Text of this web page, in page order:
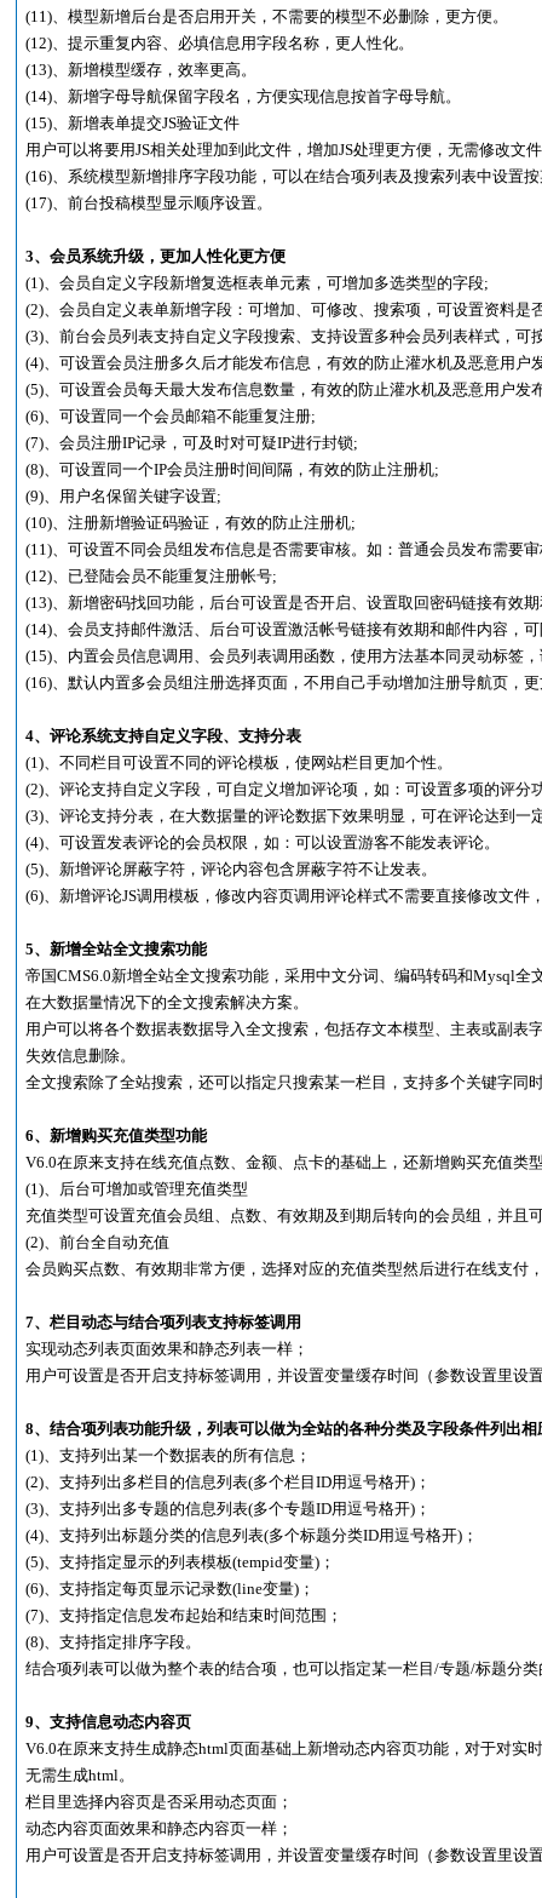
(11)、模型新增后台是否启用开关，不需要的模型不必删除，更方便。
(12)、提示重复内容、必填信息用字段名称，更人性化。
(13)、新增模型缓存，效率更高。
(14)、新增字母导航保留字段名，方便实现信息按首字母导航。
(15)、新增表单提交JS验证文件
用户可以将要用JS相关处理加到此文件，增加JS处理更方便，无需修改文
(16)、系统模型新增排序字段功能，可以在结合项列表及搜索列表中设置
(17)、前台投稿模型显示顺序设置。
3、会员系统升级，更加人性化更方便
(1)、会员自定义字段新增复选框表单元素，可增加多选类型的字段;
(2)、会员自定义表单新增字段：可增加、可修改、搜索项，可设置资料是
(3)、前台会员列表支持自定义字段搜索、支持设置多种会员列表样式，可
(4)、可设置会员注册多久后才能发布信息，有效的防止灌水机及恶意用户
(5)、可设置会员每天最大发布信息数量，有效的防止灌水机及恶意用户发
(6)、可设置同一个会员邮箱不能重复注册;
(7)、会员注册IP记录，可及时对可疑IP进行封锁;
(8)、可设置同一个IP会员注册时间间隔，有效的防止注册机;
(9)、用户名保留关键字设置;
(10)、注册新增验证码验证，有效的防止注册机;
(11)、可设置不同会员组发布信息是否需要审核。如：普通会员发布需要
(12)、已登陆会员不能重复注册帐号;
(13)、新增密码找回功能，后台可设置是否开启、设置取回密码链接有效
(14)、会员支持邮件激活、后台可设置激活帐号链接有效期和邮件内容，
(15)、内置会员信息调用、会员列表调用函数，使用方法基本同灵动标签
(16)、默认内置多会员组注册选择页面，不用自己手动增加注册导航页，
4、评论系统支持自定义字段、支持分表
(1)、不同栏目可设置不同的评论模板，使网站栏目更加个性。
(2)、评论支持自定义字段，可自定义增加评论项，如：可设置多项的评分
(3)、评论支持分表，在大数据量的评论数据下效果明显，可在评论达到一
(4)、可设置发表评论的会员权限，如：可以设置游客不能发表评论。
(5)、新增评论屏蔽字符，评论内容包含屏蔽字符不让发表。
(6)、新增评论JS调用模板，修改内容页调用评论样式不需要直接修改文件
5、新增全站全文搜索功能
帝国CMS6.0新增全站全文搜索功能，采用中文分词、编码转码和Mysql
在大数据量情况下的全文搜索解决方案。
用户可以将各个数据表数据导入全文搜索，包括存文本模型、主表或副
失效信息删除。
全文搜索除了全站搜索，还可以指定只搜索某一栏目，支持多个关键字同
6、新增购买充值类型功能
V6.0在原来支持在线充值点数、金额、点卡的基础上，还新增购买充值类
(1)、后台可增加或管理充值类型
充值类型可设置充值会员组、点数、有效期及到期后转向的会员组，并且
(2)、前台全自动充值
会员购买点数、有效期非常方便，选择对应的充值类型然后进行在线支
7、栏目动态与结合项列表支持标签调用
实现动态列表页面效果和静态列表一样；
用户可设置是否开启支持标签调用，并设置变量缓存时间（参数设置里
8、结合项列表功能升级，列表可以做为全站的各种分类及字段条件列出相
(1)、支持列出某一个数据表的所有信息；
(2)、支持列出多栏目的信息列表(多个栏目ID用逗号格开)；
(3)、支持列出多专题的信息列表(多个专题ID用逗号格开)；
(4)、支持列出标题分类的信息列表(多个标题分类ID用逗号格开)；
(5)、支持指定显示的列表模板(tempid变量)；
(6)、支持指定每页显示记录数(line变量)；
(7)、支持指定信息发布起始和结束时间范围；
(8)、支持指定排序字段。
结合项列表可以做为整个表的结合项，也可以指定某一栏目/专题/标题分
9、支持信息动态内容页
V6.0在原来支持生成静态html页面基础上新增动态内容页功能，对于对
无需生成html。
栏目里选择内容页是否采用动态页面；
动态内容页面效果和静态内容页一样；
用户可设置是否开启支持标签调用，并设置变量缓存时间（参数设置里设